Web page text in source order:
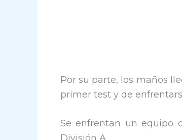
Por su parte, los maños
primer test y de
Se enfrentan un equipo